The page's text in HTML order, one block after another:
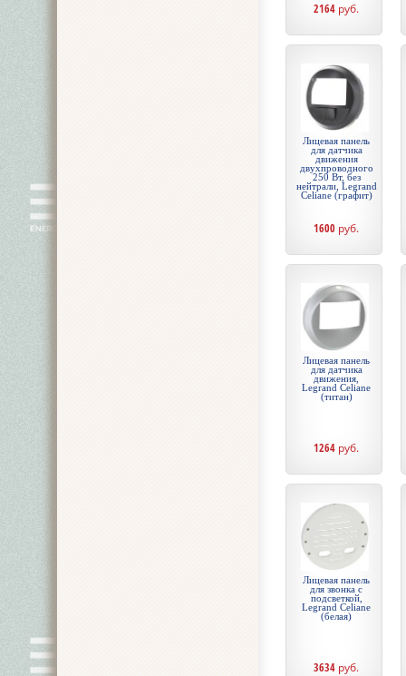
2164 руб.
Лицевая панель
для датчика
движения
двухпроводного
250 Вт, без
нейтрали, Legrand
Celiane (графит)
1600 руб.
Лицевая панель
для датчика
движения,
Legrand Celiane
(титан)
1264 руб.
Лицевая панель
для звонка с
подсветкой,
Legrand Celiane
(белая)
3634 руб.